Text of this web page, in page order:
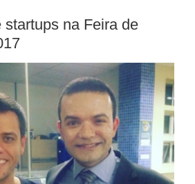
startups na Feira de